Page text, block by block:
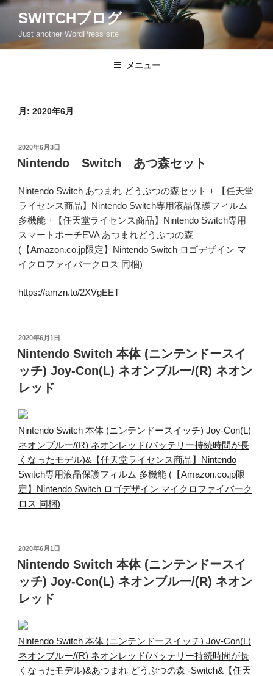
コ
ン
SWITCHブログ
Just another WordPress site
メニュー
月: 2020年6月
投
稿
日:
2020年6月3日
Nintendo Switch あつ森セット
Nintendo Switch あつまれ どうぶつの森セット + 【任天堂
ライセンス商品】Nintendo Switch専用液晶保護フィルム
多機能 +【任天堂ライセンス商品】Nintendo Switch専用
スマートポーチEVA あつまれどうぶつの森
(【Amazon.co.jp限定】Nintendo Switch ロゴデザイン マ
イクロファイバークロス 同梱)
https://amzn.to/2XVgEET
投
稿
日:
2020年6月1日
Nintendo Switch 本体 (ニンテンドースイ
ッチ) Joy-Con(L) ネオンブルー/(R) ネオン
レッド
Nintendo Switch 本体 (ニンテンドースイッチ) Joy-Con(L)
ネオンブルー/(R) ネオンレッド(バッテリー持続時間が長
くなったモデル)&【任天堂ライセンス商品】Nintendo
Switch専用液晶保護フィルム 多機能 (【Amazon.co.jp限
定】Nintendo Switch ロゴデザイン マイクロファイバーク
ロス 同梱)
投
稿
日:
2020年6月1日
Nintendo Switch 本体 (ニンテンドースイ
ッチ) Joy-Con(L) ネオンブルー/(R) ネオン
レッド
Nintendo Switch 本体 (ニンテンドースイッチ) Joy-Con(L)
ネオンブルー/(R) ネオンレッド(バッテリー持続時間が長
くなったモデル)&あつまれ どうぶつの森 -Switch&【任天